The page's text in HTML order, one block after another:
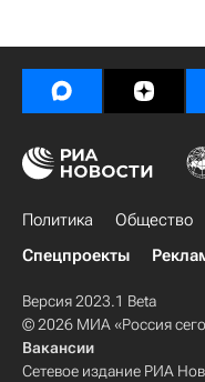
Политика Общество
Спецпроекты
Версия 2023.1 Beta
© 2026 МИА «Россия
Вакансии
Сетевое издание РИА